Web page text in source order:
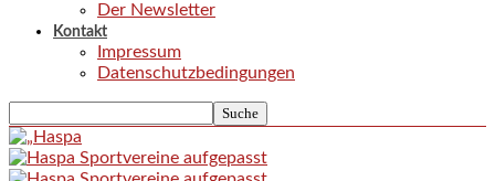
Der Newsletter
Kontakt
Impressum
Datenschutzbedingungen